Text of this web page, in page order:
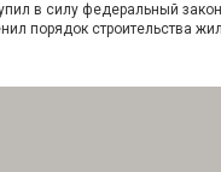
в силу федеральный
порядок строительства